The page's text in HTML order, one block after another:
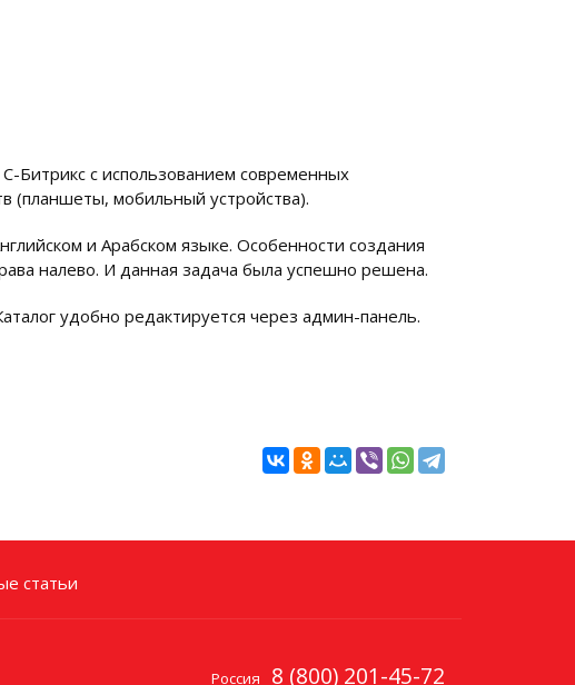
Битрикс с использованием современных
(планшеты, мобильный устройства).
и Арабском языке. Особенности создания
налево. И данная задача была успешно решена.
удобно редактируется через админ-панель.
статьи
Россия 8 (800) 201-45-72